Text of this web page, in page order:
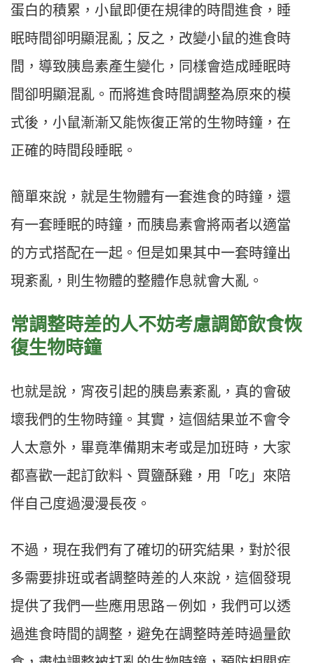
蛋白的積累，小鼠即便在規律的時間進食，睡
眠時間卻明顯混亂；反之，改變小鼠的進食時
間，導致胰島素產生變化，同樣會造成睡眠時
間卻明顯混亂。而將進食時間調整為原來的模
式後，小鼠漸漸又能恢復正常的生物時鐘，在
正確的時間段睡眠。
簡單來說，就是生物體有一套進食的時鐘，還
有一套睡眠的時鐘，而胰島素會將兩者以適當
的方式搭配在一起。但是如果其中一套時鐘出
現紊亂，則生物體的整體作息就會大亂。
常調整時差的人不妨考慮調節飲食恢
復生物時鐘
也就是說，宵夜引起的胰島素紊亂，真的會破
壞我們的生物時鐘。其實，這個結果並不會令
人太意外，畢竟準備期末考或是加班時，大家
都喜歡一起訂飲料、買鹽酥雞，用「吃」來陪
伴自己度過漫漫長夜。
不過，現在我們有了確切的研究結果，對於很
多需要排班或者調整時差的人來說，這個發現
提供了我們一些應用思路－例如，我們可以透
過進食時間的調整，避免在調整時差時過量飲